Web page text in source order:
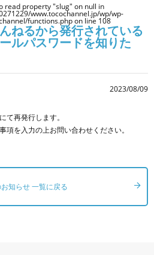
read property "slug" on null in
www.tocochannel.jp/wp/wp-
functions.phpon line 108
ねるから発行されている
ルパスワードを知りた
2023/08/09
て再発行します。
項を入力の上お問い合わせください。
知らせ 一覧に戻る